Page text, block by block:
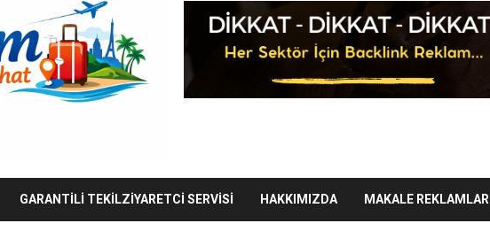
GARANTILI TEKILZIYARETCI SERVISI HAKKIMIZDA MAKALE REKLAMLARI